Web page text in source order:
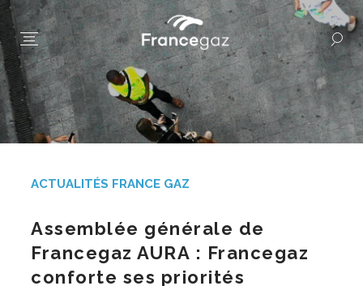
ACTUALITÉS FRANCE GAZ
Assemblée générale de
Francegaz AURA : Francegaz
conforte ses priorités